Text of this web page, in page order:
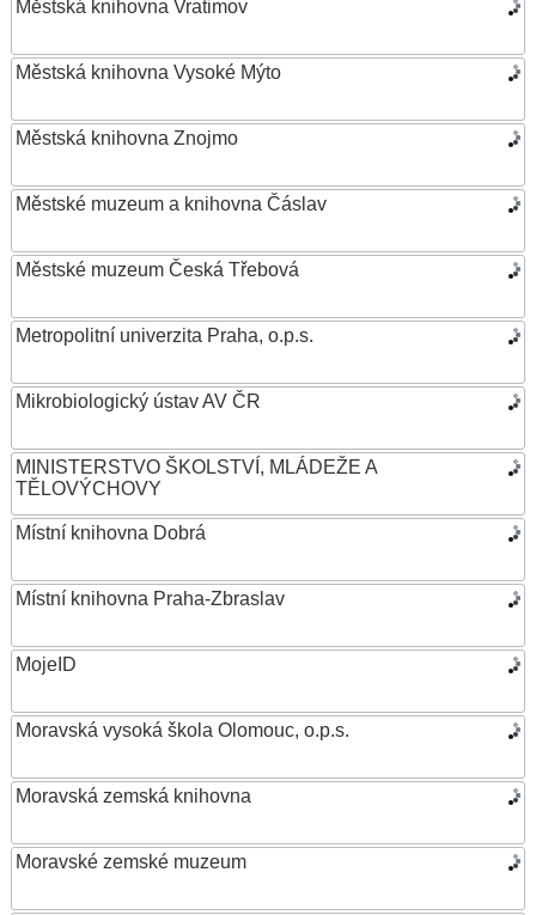
Městská knihovna Vratimov
Městská knihovna Vysoké Mýto
Městská knihovna Znojmo
Městské muzeum a knihovna Čáslav
Městské muzeum Česká Třebová
Metropolitní univerzita Praha, o.p.s.
Mikrobiologický ústav AV ČR
MINISTERSTVO ŠKOLSTVÍ, MLÁDEŽE A
TĚLOVÝCHOVY
Místní knihovna Dobrá
Místní knihovna Praha-Zbraslav
MojeID
Moravská vysoká škola Olomouc, o.p.s.
Moravská zemská knihovna
Moravské zemské muzeum